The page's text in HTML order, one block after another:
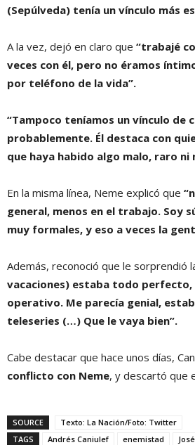
(Sepúlveda) tenía un vínculo más
A la vez, dejó en claro que “trabajé
veces con él, pero no éramos
por teléfono de la vida”.
“Tampoco teníamos un vínculo de
probablemente. Él destaca con
que haya habido algo malo, raro ni
En la misma línea, Neme explicó que
general, menos en el trabajo. Soy
muy formales, y eso a veces la
Además, reconoció que le sorprendió
vacaciones) estaba todo perfecto,
operativo. Me parecía genial,
teleseries (…) Que le vaya bien”.
Cabe destacar que hace unos días,
conflicto con Neme, y descartó que
SOURCE
Texto: La Nación/Foto: Twitter
TAGS
Andrés Caniulef enemistad